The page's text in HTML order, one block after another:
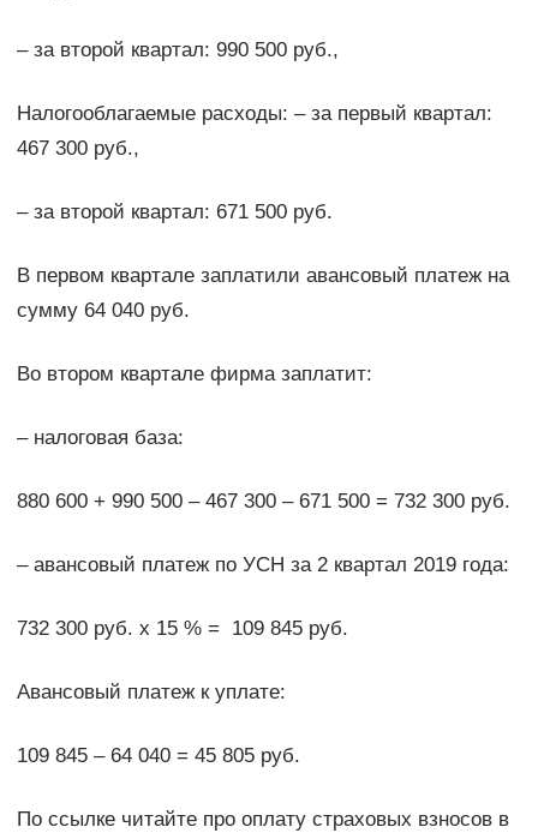
– за второй квартал: 990 500 руб.,
Налогооблагаемые расходы: – за первый квартал:
467 300 руб.,
– за второй квартал: 671 500 руб.
В первом квартале заплатили авансовый платеж на
сумму 64 040 руб.
Во втором квартале фирма заплатит:
– налоговая база:
880 600 + 990 500 – 467 300 – 671 500 = 732 300 руб.
– авансовый платеж по УСН за 2 квартал 2019 года:
732 300 руб. х 15 % = 109 845 руб.
Авансовый платеж к уплате:
109 845 – 64 040 = 45 805 руб.
По ссылке читайте про оплату страховых взносов в